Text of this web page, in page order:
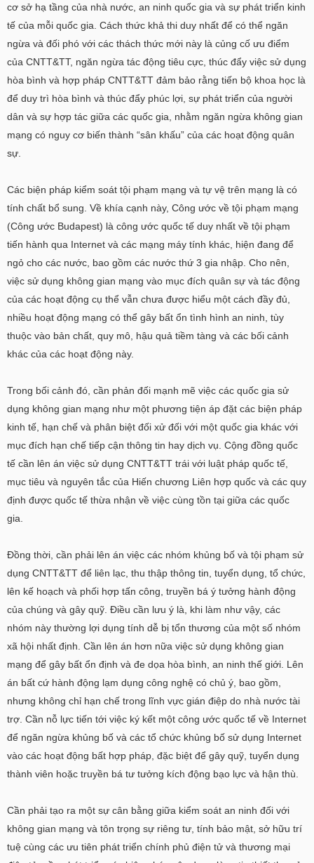
cơ sở hạ tầng của nhà nước, an ninh quốc gia và sự phát triển kinh
tế của mỗi quốc gia. Cách thức khả thi duy nhất để có thể ngăn
ngừa và đối phó với các thách thức mới này là củng cố ưu điểm
của CNTT&TT, ngăn ngừa tác động tiêu cực, thúc đẩy việc sử dụng
hòa bình và hợp pháp CNTT&TT đảm bảo rằng tiến bộ khoa học là
để duy trì hòa bình và thúc đẩy phúc lợi, sự phát triển của người
dân và sự hợp tác giữa các quốc gia, nhằm ngăn ngừa không gian
mạng có nguy cơ biến thành “sân khấu” của các hoạt động quân
sự.
Các biện pháp kiểm soát tội phạm mạng và tự vệ trên mạng là có
tính chất bổ sung. Về khía cạnh này, Công ước về tội phạm mạng
(Công ước Budapest) là công ước quốc tế duy nhất về tội phạm
tiến hành qua Internet và các mạng máy tính khác, hiện đang để
ngỏ cho các nước, bao gồm các nước thứ 3 gia nhập. Cho nên,
việc sử dụng không gian mạng vào mục đích quân sự và tác động
của các hoạt động cụ thể vẫn chưa được hiểu một cách đầy đủ,
nhiều hoạt động mạng có thể gây bất ổn tình hình an ninh, tùy
thuộc vào bản chất, quy mô, hậu quả tiềm tàng và các bối cảnh
khác của các hoạt động này.
Trong bối cảnh đó, cần phản đối mạnh mẽ việc các quốc gia sử
dụng không gian mạng như một phương tiện áp đặt các biện pháp
kinh tế, hạn chế và phân biệt đối xử đối với một quốc gia khác với
mục đích hạn chế tiếp cận thông tin hay dịch vụ. Cộng đồng quốc
tế cần lên án việc sử dụng CNTT&TT trái với luật pháp quốc tế,
mục tiêu và nguyên tắc của Hiến chương Liên hợp quốc và các quy
định được quốc tế thừa nhận về việc cùng tồn tại giữa các quốc
gia.
Đồng thời, cần phải lên án việc các nhóm khủng bố và tội phạm sử
dụng CNTT&TT để liên lạc, thu thập thông tin, tuyển dụng, tổ chức,
lên kế hoạch và phối hợp tấn công, truyền bá ý tưởng hành động
của chúng và gây quỹ. Điều cần lưu ý là, khi làm như vậy, các
nhóm này thường lợi dụng tính dễ bị tổn thương của một số nhóm
xã hội nhất định. Cần lên án hơn nữa việc sử dụng không gian
mạng để gây bất ổn định và đe dọa hòa bình, an ninh thế giới. Lên
án bất cứ hành động lạm dụng công nghệ có chủ ý, bao gồm,
nhưng không chỉ hạn chế trong lĩnh vực gián điệp do nhà nước tài
trợ. Cần nỗ lực tiến tới việc ký kết một công ước quốc tế về Internet
để ngăn ngừa khủng bố và các tổ chức khủng bố sử dụng Internet
vào các hoạt động bất hợp pháp, đặc biệt để gây quỹ, tuyển dụng
thành viên hoặc truyền bá tư tưởng kích động bạo lực và hận thù.
Cần phải tạo ra một sự cân bằng giữa kiểm soát an ninh đối với
không gian mạng và tôn trọng sự riêng tư, tính bảo mật, sở hữu trí
tuệ cùng các ưu tiên phát triển chính phủ điện tử và thương mại